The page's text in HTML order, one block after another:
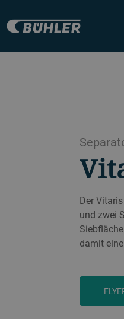
Der
und zwei
damit